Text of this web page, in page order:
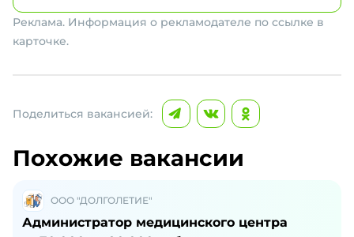
Реклама. Информация о рекламодателе по ссылке в
карточке.
Поделиться вакансией:
Похожие вакансии
ООО "ДОЛГОЛЕТИЕ"
Администратор медицинского центра